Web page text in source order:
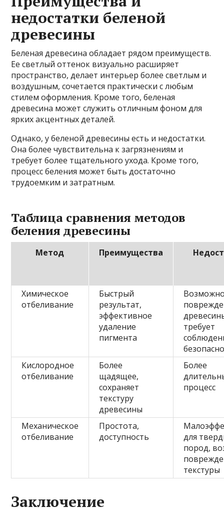
недостатки беленой
древесины
Беленая древесина обладает рядом преимуществ.
Ее светлый оттенок визуально расширяет
пространство, делает интерьер более светлым и
воздушным, сочетается практически с любым
стилем оформления. Кроме того, беленая
древесина может служить отличным фоном для
ярких акцентных деталей.
Однако, у беленой древесины есть и недостатки.
Она более чувствительна к загрязнениям и
требует более тщательного ухода. Кроме того,
процесс беления может быть достаточно
трудоемким и затратным.
Таблица сравнения методов
беления древесины
Метод Преимущества
Химическое
отбеливание
Быстрый
результат,
эффективное
удаление
пигмента
требует
Кислородное
отбеливание
Более
щадящее,
сохраняет
текстуру
древесины
Более
процесс
Механическое
отбеливание
Простота,
доступность
для
пород,
текстуры
Заключение